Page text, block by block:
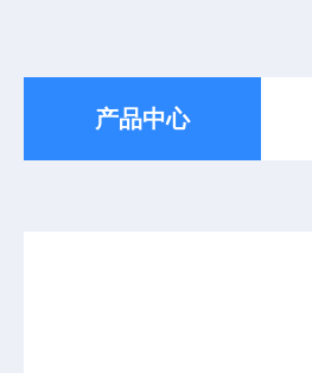
产品中心